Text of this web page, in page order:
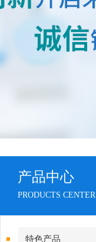
产品中心
PRODUCTS CENTER
特色产品